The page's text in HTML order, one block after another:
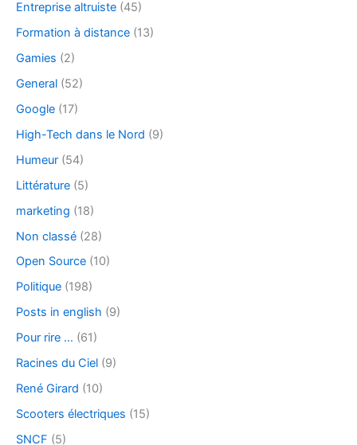
Entreprise altruiste (45)
Formation à distance (13)
Gamies (2)
General (52)
Google (17)
High-Tech dans le Nord (9)
Humeur (54)
Littérature (5)
marketing (18)
Non classé (28)
Open Source (10)
Politique (198)
Posts in english (9)
Pour rire … (61)
Racines du Ciel (9)
René Girard (10)
Scooters électriques (15)
SNCF (5)